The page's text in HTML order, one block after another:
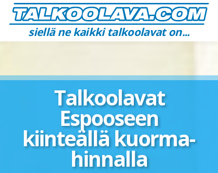
siellä ne kaikki talkoolavat on...
Talkoolavat
Espooseen
kiinteällä kuorma­
hinnalla